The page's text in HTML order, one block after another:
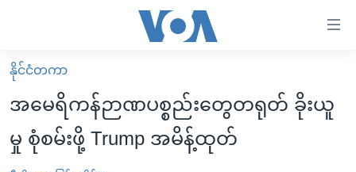
လွယ်ကူ
စေ
သည့်
Link
မူလစာမျက်နှာ
မြန်မာ
ကမ္ဘာ့သတင်းများ
နိုင်ငံတကာ
ဗွီဒီယို
နိုင်ငံတကာ
အမေရိကန်ဉာဏပစ္စည်းတွေတရုတ် ခိုးယူ
မှု စုံစမ်းဖို့ Trump အမိန့်ထုတ်